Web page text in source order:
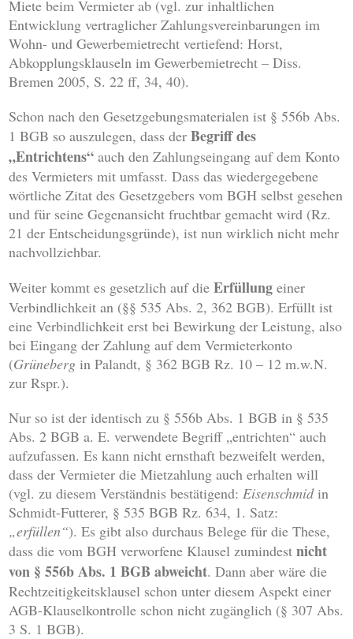
Miete beim Vermieter ab (vgl. zur inhaltlichen
Entwicklung vertraglicher Zahlungsvereinbarungen im
Wohn- und Gewerbemietrecht vertiefend: Horst,
Abkopplungsklauseln im Gewerbemietrecht – Diss.
Bremen 2005, S. 22 ff, 34, 40).
Schon nach den Gesetzgebungsmaterialen ist § 556b Abs.
1 BGB so auszulegen, dass derBegriff des
„Entrichtens“ auch den Zahlungseingang auf dem Konto
des Vermieters mit umfasst. Dass das wiedergegebene
wörtliche Zitat des Gesetzgebers vom BGH selbst gesehen
und für seine Gegenansicht fruchtbar gemacht wird (Rz.
21 der Entscheidungsgründe), ist nun wirklich nicht mehr
nachvollziehbar.
Weiter kommt es gesetzlich auf dieErfüllung einer
Verbindlichkeit an (§§ 535 Abs. 2, 362 BGB). Erfüllt ist
eine Verbindlichkeit erst bei Bewirkung der Leistung, also
bei Eingang der Zahlung auf dem Vermieterkonto
(Grüneberg in Palandt, § 362 BGB Rz. 10 – 12 m.w.N.
zur Rspr.).
Nur so ist der identisch zu § 556b Abs. 1 BGB in § 535
Abs. 2 BGB a. E. verwendete Begriff „entrichten“ auch
aufzufassen. Es kann nicht ernsthaft bezweifelt werden,
dass der Vermieter die Mietzahlung auch erhalten will
(vgl. zu diesem Verständnis bestätigend: Eisenschmidin
Schmidt-Futterer, § 535 BGB Rz. 634, 1. Satz:
„erfüllen“). Es gibt also durchaus Belege für die These,
dass die vom BGH verworfene Klausel zumindestnicht
von § 556b Abs. 1 BGB abweicht. Dann aber wäre die
Rechtzeitigkeitsklausel schon unter diesem Aspekt einer
AGB-Klauselkontrolle schon nicht zugänglich (§ 307 Abs.
3 S. 1 BGB).